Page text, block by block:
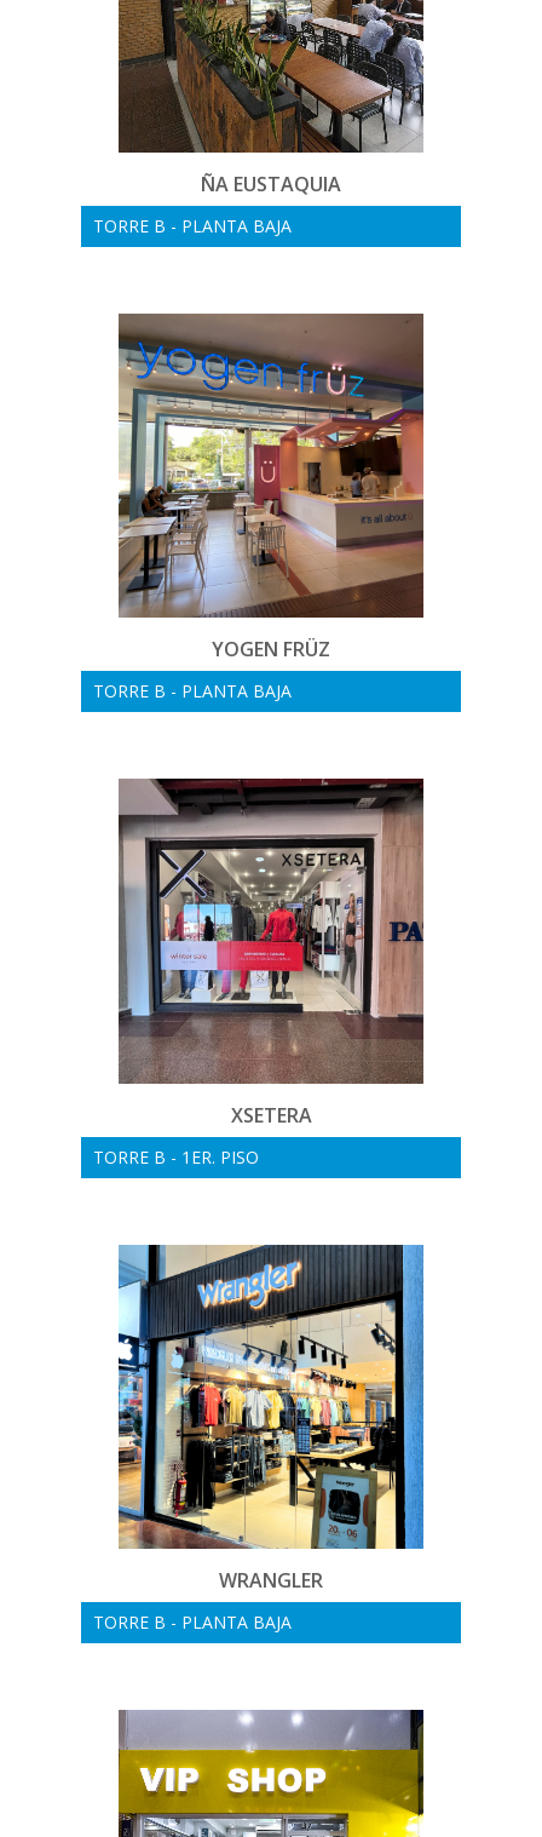
ÑA EUSTAQUIA
TORRE B - PLANTA BAJA
YOGEN FRÜZ
TORRE B - PLANTA BAJA
XSETERA
TORRE B - 1ER. PISO
WRANGLER
TORRE B - PLANTA BAJA